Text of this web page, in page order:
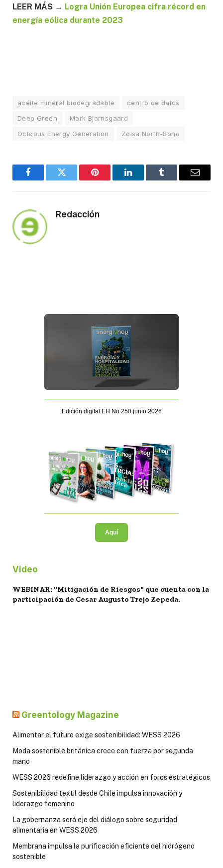
LEER MÁS → Logra Unión Europea cifra récord en
energía eólica durante 2023
aceite mineral biodegradable
centro de datos
Deep Green
Mark Bjornsgaard
Octopus Energy Generation
Zoisa North-Bond
FacebookTwitter Pinterest LinkedInTumblr Email
Redacción
Edición digital EH No 250 junio 2026
Aquí
Video
WEBINAR: "Mitigación de Riesgos" que cuenta con la
participación de Cesar Augusto Trejo Zepeda.
Greentology Magazine
Alimentar el futuro exige sostenibilidad: WESS 2026
Moda sostenible británica crece con fuerza por segunda
mano
WESS 2026 redefine liderazgo y acción en foros estratégicos
Sostenibilidad textil desde Chile impulsa innovación y
liderazgo femenino
La gobernanza será eje del diálogo sobre seguridad
alimentaria en WESS 2026
Membrana impulsa la purificación eficiente del hidrógeno
sostenible